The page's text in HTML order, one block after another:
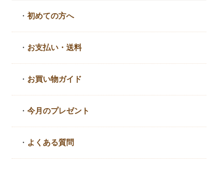
・初めての方へ
・ お支払い・送料
・ お買い物ガイド
・今月のプレゼント
・ よくある質問